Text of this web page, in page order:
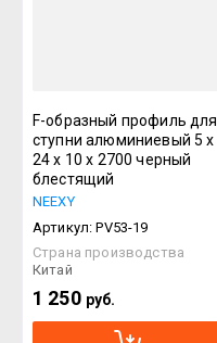
F-образный профиль для
ступни алюминиевый 5 х
24 х 10 х 2700 черный
блестящий
NEEXY
Артикул: PV53-19
Страна производства
Китай
1 250 руб.